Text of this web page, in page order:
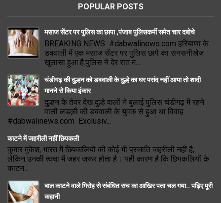
POPULAR POSTS
मसाज सेंटर पर पुलिस का छापा ,पंजाब पुलिसकर्मी समेत चार दबोचे
BREAKING NEWS #dabwalinews.com हरियाणा के
डबवाली में एक मसाज सेंटर पर पुलिस छापे का सनसनीखेज
खुलासा हुआ है.पुलिस ने देर रात म...
चंडीगढ़ की दुल्हन को डबवाली के दुल्हे का घर पसंद नहीं आया तो शादी
मानने से किया इंकार
दुल्हन के तेवर देख दुल्हे वालों ने बुलाई पुलिस चंडीगढ़ में रहने
वाली लडक़ी की डबवाली के युवक से हुआ था विवाह
#dabwalinews.com Exclusiv...
काटने में जहरीली नहीं छिपकली
कुमार मुकेश, भारत में छिपकलियों की कोई भी प्रजाति जहरीली नहीं है,
लेकिन उनकी त्वचा में जहर जरूर होता है। यही कारण है कि छिपकलियों के
काटन...
बाल काटने वाले गिरोह से संबंधित सच का आखिर पता चल गया.. पढ़िए पूरी
कहानी